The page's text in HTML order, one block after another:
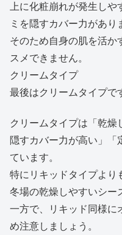
上に化粧崩れが発生し
ミを隠すカバー力があり
そのため自身の肌を活か
スメできません。
クリームタイプ
最後はクリームタイプで
クリームタイプは「乾燥
隠すカバー力が高い」「
ています。
特にリキッドタイプより
冬場の乾燥しやすいシー
一方で、リキッド同様に
め注意しましょう。